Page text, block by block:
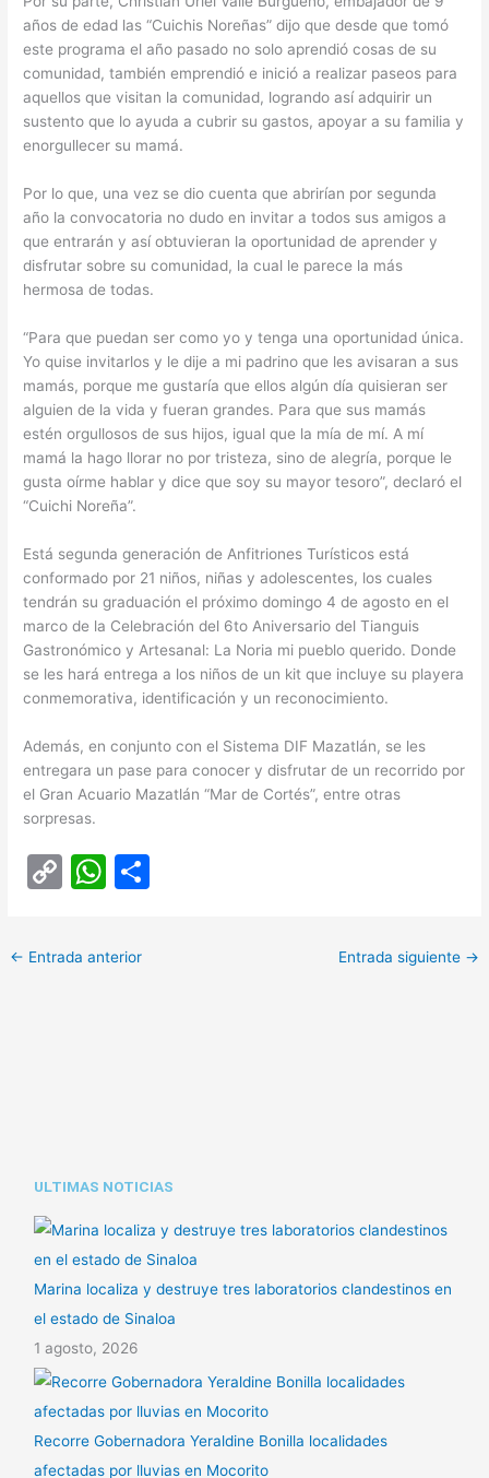
años de edad las “Cuichis Noreñas” dijo que desde que tomó
este programa el año pasado no solo aprendió cosas de su
comunidad, también emprendió e inició a realizar paseos para
aquellos que visitan la comunidad, logrando así adquirir un
sustento que lo ayuda a cubrir su gastos, apoyar a su familia y
enorgullecer su mamá.
Por lo que, una vez se dio cuenta que abrirían por segunda
año la convocatoria no dudo en invitar a todos sus amigos a
que entrarán y así obtuvieran la oportunidad de aprender y
disfrutar sobre su comunidad, la cual le parece la más
hermosa de todas.
“Para que puedan ser como yo y tenga una oportunidad única.
Yo quise invitarlos y le dije a mi padrino que les avisaran a sus
mamás, porque me gustaría que ellos algún día quisieran ser
alguien de la vida y fueran grandes. Para que sus mamás
estén orgullosos de sus hijos, igual que la mía de mí. A mí
mamá la hago llorar no por tristeza, sino de alegría, porque le
gusta oírme hablar y dice que soy su mayor tesoro”, declaró el
“Cuichi Noreña”.
Está segunda generación de Anfitriones Turísticos está
conformado por 21 niños, niñas y adolescentes, los cuales
tendrán su graduación el próximo domingo 4 de agosto en el
marco de la Celebración del 6to Aniversario del Tianguis
Gastronómico y Artesanal: La Noria mi pueblo querido. Donde
se les hará entrega a los niños de un kit que incluye su playera
conmemorativa, identificación y un reconocimiento.
Además, en conjunto con el Sistema DIF Mazatlán, se les
entregara un pase para conocer y disfrutar de un recorrido por
el Gran Acuario Mazatlán “Mar de Cortés”, entre otras
sorpresas.
C
p
y
W
at
s
← Entrada anterior Entrada siguiente →
ULTIMAS NOTICIAS
Marina localiza y destruye tres laboratorios clandestinos en
el estado de Sinaloa
1 agosto, 2026
Recorre Gobernadora Yeraldine Bonilla localidades
afectadas por lluvias en Mocorito